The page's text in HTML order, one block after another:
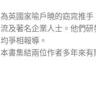
為英國家喻戶曉的窈窕推
流及著名企業人士。他們
均爭相報導。
本書集結兩位作者多年來